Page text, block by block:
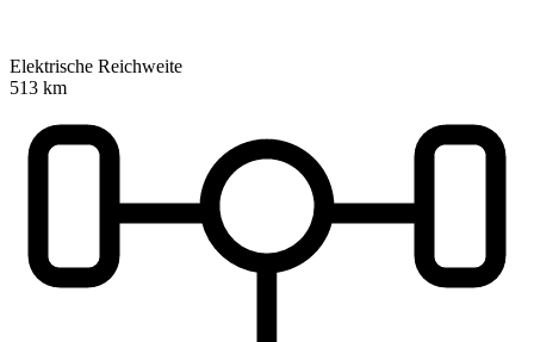
Elektrische Reichweite
513 km